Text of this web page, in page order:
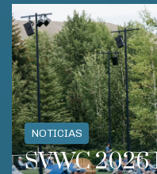
NOTICIAS
SVWC 2026